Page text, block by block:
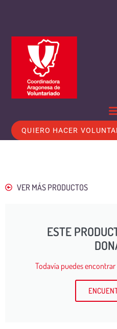
QUIERO HACER
VER MÁS PRODUCTOS
ESTE
Todavía puedes